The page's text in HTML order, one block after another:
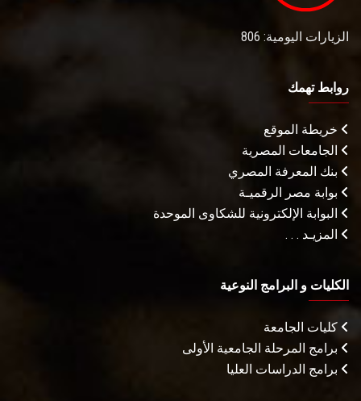
الزيارات اليومية: 806
روابط تهمك
خريطة الموقع
الجامعات المصرية
بنك المعرفة المصري
بوابة مصر الرقميـة
البوابة الإلكترونية للشكاوى الموحدة
المزيـد . . .
الكليات و البرامج النوعية
كليات الجامعة
برامج المرحلة الجامعية الأولى
برامج الدراسات العليا